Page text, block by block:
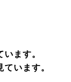
ます。
います。